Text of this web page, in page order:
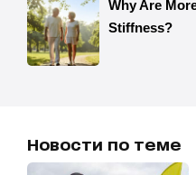
Новости по теме